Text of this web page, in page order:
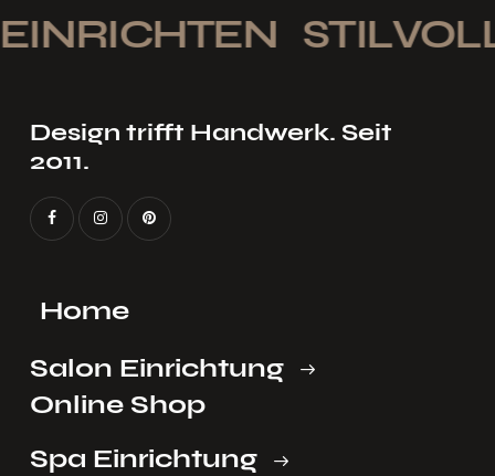
STILVOLL
Design trifft Handwerk. Seit
2011.
Home
Salon Einrichtung
Online Shop
Spa Einrichtung